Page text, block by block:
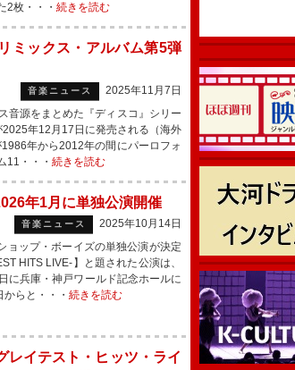
2枚・・・ 続きを読む
ミックス・アルバム第5弾
音楽ニュース
2025年11月7日
音源をまとめた『ディスコ』シリー
年12月17日に発売される（海外
年から2012年の間にパーロフォ
11・・・ 続きを読む
年1月に単独公演開催
音楽ニュース
2025年10月14日
ップ・ボーイズの単独公演が決定
HITS LIVE-】と題された公演は、
に兵庫・神戸ワールド記念ホールに
らと・・・ 続きを読む
レイテスト・ヒッツ・ライ